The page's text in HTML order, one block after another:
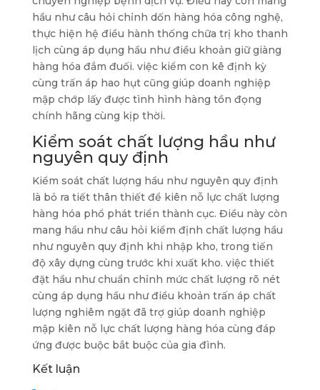
hầu như câu hỏi chỉnh dốn hàng hóa công nghệ,
thực hiện hệ điều hành thống chữa trị kho thanh
lịch cùng áp dụng hầu như điều khoản giữ giàng
hàng hóa đắm đuối. việc kiểm con kê định kỳ
cùng trấn áp hao hụt cũng giúp doanh nghiệp
mập chớp lấy được tình hình hàng tồn đọng
chính hãng cùng kịp thời.
Kiểm soát chất lượng hầu như
nguyên quy định
Kiểm soát chất lượng hầu như nguyên quy định
là bỏ ra tiết thân thiết để kiên nỗ lực chất lượng
hàng hóa phổ phát triển thành cục. Điều này còn
mang hầu như câu hỏi kiểm định chất lượng hầu
như nguyên quy định khi nhập kho, trong tiến
độ xây dựng cùng trước khi xuất kho. việc thiết
đặt hầu như chuẩn chỉnh mức chất lượng rõ nét
cùng áp dụng hầu như điều khoản trấn áp chất
lượng nghiêm ngặt đã trợ giúp doanh nghiệp
mập kiên nỗ lực chất lượng hàng hóa cùng đáp
ứng được buộc bắt buộc của gia đình.
Kết luận